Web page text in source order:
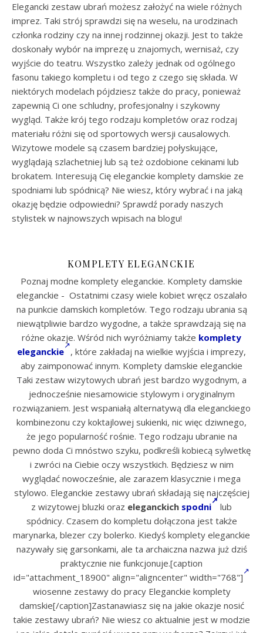
Elegancki zestaw ubrań możesz założyć na wiele różnych
imprez. Taki strój sprawdzi się na weselu, na urodzinach
członka rodziny czy na innej rodzinnej okazji. Jest to także
doskonały wybór na imprezę u znajomych, wernisaż, czy
wyjście do teatru. Wszystko zależy jednak od ogólnego
fasonu takiego kompletu i od tego z czego się składa. W
niektórych modelach pójdziesz także do pracy, ponieważ
zapewnią Ci one schludny, profesjonalny i szykowny
wygląd. Także krój tego rodzaju kompletów oraz rodzaj
materiału różni się od sportowych wersji causalowych.
Wizytowe modele są czasem bardziej połyskujące,
wyglądają szlachetniej lub są też ozdobione cekinami lub
brokatem. Interesują Cię eleganckie komplety damskie ze
spodniami lub spódnicą? Nie wiesz, który wybrać i na jaką
okazję będzie odpowiedni? Sprawdź porady naszych
stylistek w najnowszych wpisach na blogu!
KOMPLETY ELEGANCKIE
Poznaj modne komplety eleganckie. Komplety damskie
eleganckie - Ostatnimi czasy wiele kobiet wręcz oszalało
na punkcie damskich kompletów. Tego rodzaju ubrania są
niewątpliwie bardzo wygodne, a także sprawdzają się na
różne okazje. Wśród nich wyróżniamy także komplety
eleganckie , które zakładaj na wielkie wyjścia i imprezy,
aby zaimponować innym. Komplety damskie eleganckie
Taki zestaw wizytowych ubrań jest bardzo wygodnym, a
jednocześnie niesamowicie stylowym i oryginalnym
rozwiązaniem. Jest wspaniałą alternatywą dla eleganckiego
kombinezonu czy koktajlowej sukienki, nic więc dziwnego,
że jego popularność rośnie. Tego rodzaju ubranie na
pewno doda Ci mnóstwo szyku, podkreśli kobiecą sylwetkę
i zwróci na Ciebie oczy wszystkich. Będziesz w nim
wyglądać nowocześnie, ale zarazem klasycznie i mega
stylowo. Eleganckie zestawy ubrań składają się najczęściej
z wizytowej bluzki oraz eleganckich spodni
lub
spódnicy. Czasem do kompletu dołączona jest także
marynarka, blezer czy bolerko. Kiedyś komplety eleganckie
nazywały się garsonkami, ale ta archaiczna nazwa już dziś
praktycznie nie funkcjonuje.[caption
id="attachment_18900" align="aligncenter" width="768"]
wiosenne zestawy do pracy Eleganckie komplety
damskie[/caption]Zastanawiasz się na jakie okazje nosić
takie zestawy ubrań? Nie wiesz co aktualnie jest w modzie